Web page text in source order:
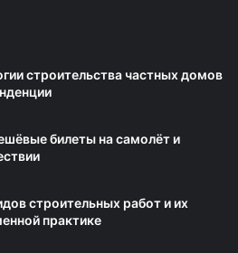
строительства частных домов
билеты на самолёт и
строительных работ и их
практике